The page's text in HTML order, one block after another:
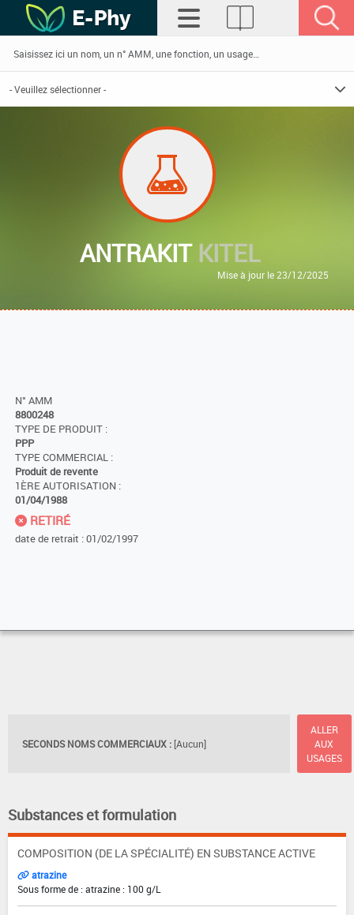
ANTRAKITKITEL
Mise à jour le 23/12/2025
N° AMM
8800248
TYPE DE PRODUIT :
PPP
TYPE COMMERCIAL :
Produit de revente
1ÈRE AUTORISATION :
01/04/1988
RETIRÉ
date de retrait : 01/02/1997
SECONDS NOMS COMMERCIAUX : [Aucun]
ALLER
AUX
USAGES
Substances et formulation
COMPOSITION (DE LA SPÉCIALITÉ) EN SUBSTANCE ACTIVE
atrazine
Sous forme de : atrazine : 100 g/L